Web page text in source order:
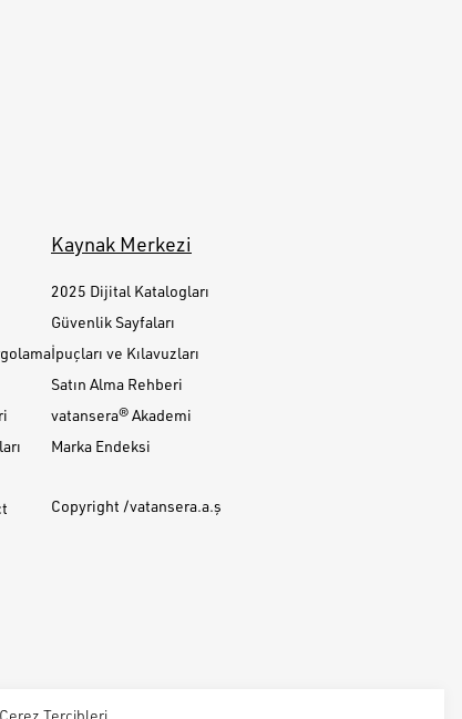
Çerez Tercihleri
Kaynak Merkezi
2025 Dijital Katalogları
Güvenlik Sayfaları
İpuçları ve Kılavuzları
Satın Alma Rehberi
vatansera® Akademi
Marka Endeksi
Copyright /vatansera.a.ş